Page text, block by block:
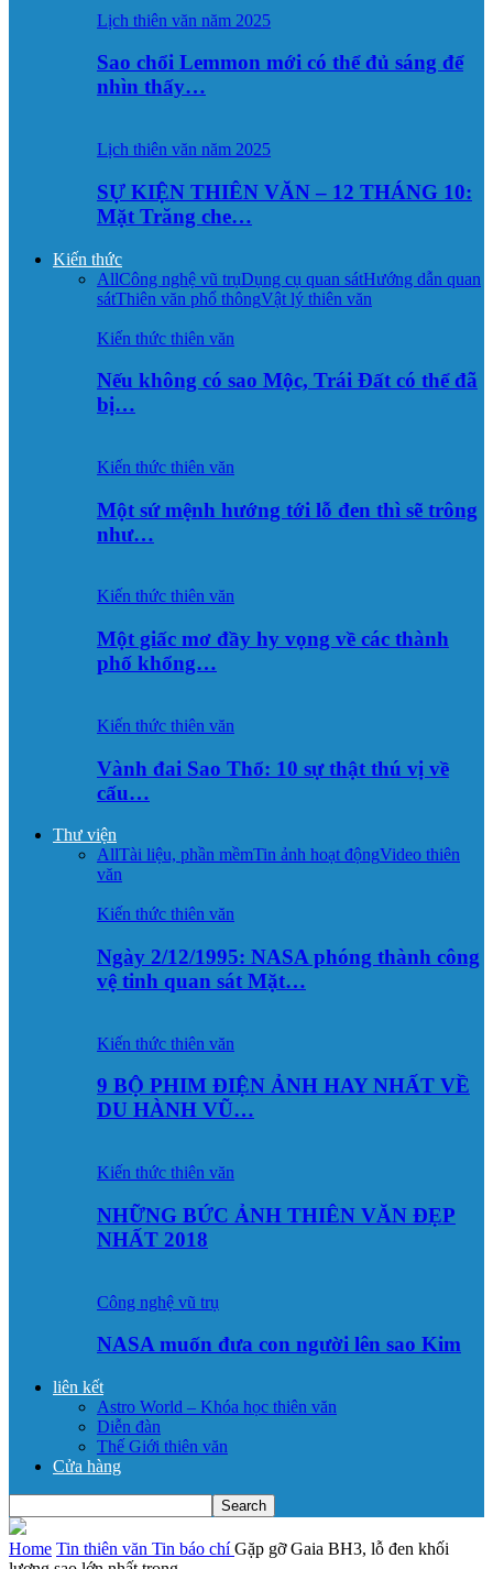
Lịch thiên văn năm 2025
Sao chổi Lemmon mới có thể đủ sáng để
nhìn thấy…
Lịch thiên văn năm 2025
SỰ KIỆN THIÊN VĂN – 12 THÁNG 10:
Mặt Trăng che…
Kiến thức
AllCông nghệ vũ trụDụng cụ quan sátHướng dẫn quan
sátThiên văn phổ thôngVật lý thiên văn
Kiến thức thiên văn
Nếu không có sao Mộc, Trái Đất có thể đã
bị…
Kiến thức thiên văn
Một sứ mệnh hướng tới lỗ đen thì sẽ trông
như…
Kiến thức thiên văn
Một giấc mơ đầy hy vọng về các thành
phố khổng…
Kiến thức thiên văn
Vành đai Sao Thổ: 10 sự thật thú vị về
cấu…
Thư viện
AllTài liệu, phần mềmTin ảnh hoạt độngVideo thiên
văn
Kiến thức thiên văn
Ngày 2/12/1995: NASA phóng thành công
vệ tinh quan sát Mặt…
Kiến thức thiên văn
9 BỘ PHIM ĐIỆN ẢNH HAY NHẤT VỀ
DU HÀNH VŨ…
Kiến thức thiên văn
NHỮNG BỨC ẢNH THIÊN VĂN ĐẸP
NHẤT 2018
Công nghệ vũ trụ
NASA muốn đưa con người lên sao Kim
liên kết
Astro World – Khóa học thiên văn
Diễn đàn
Thế Giới thiên văn
Cửa hàng
Home Tin thiên văn Tin báo chí Gặp gỡ Gaia BH3, lỗ đen khối